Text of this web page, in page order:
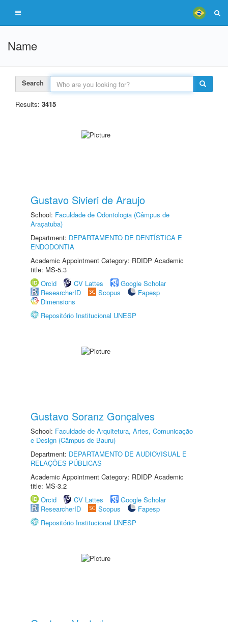
Name
Search
Results: 3415
Gustavo Sivieri de Araujo
School: Faculdade de Odontologia (Câmpus de
Araçatuba)
Department: DEPARTAMENTO DE DENTÍSTICA E
ENDODONTIA
Academic Appointment Category: RDIDP Academic
title: MS-5.3
Orcid
CV Lattes
Google Scholar
ResearcherID
Scopus
Fapesp
Dimensions
Repositório Institucional UNESP
Gustavo Soranz Gonçalves
School: Faculdade de Arquitetura, Artes, Comunicação
e Design (Câmpus de Bauru)
Department: DEPARTAMENTO DE AUDIOVISUAL E
RELAÇÕES PÚBLICAS
Academic Appointment Category: RDIDP Academic
title: MS-3.2
Orcid
CV Lattes
Google Scholar
ResearcherID
Scopus
Fapesp
Repositório Institucional UNESP